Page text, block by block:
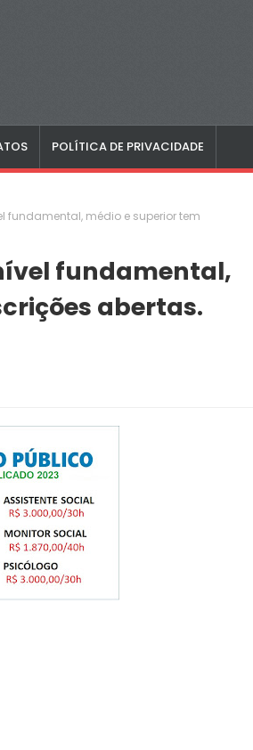
POLÍTICA DE PRIVACIDADE
fundamental, médio e superior tem
fundamental,
abertas.